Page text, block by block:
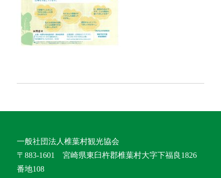
一般社団法人椎葉村観光協会
〒883-1601 宮崎県東臼杵郡椎葉村大字下福良1826
番地108